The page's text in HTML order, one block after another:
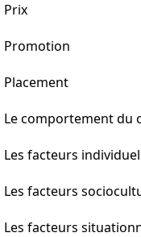
Prix
Promotion
Placement
Le comportement du
Les facteurs
Les facteurs
Les facteurs